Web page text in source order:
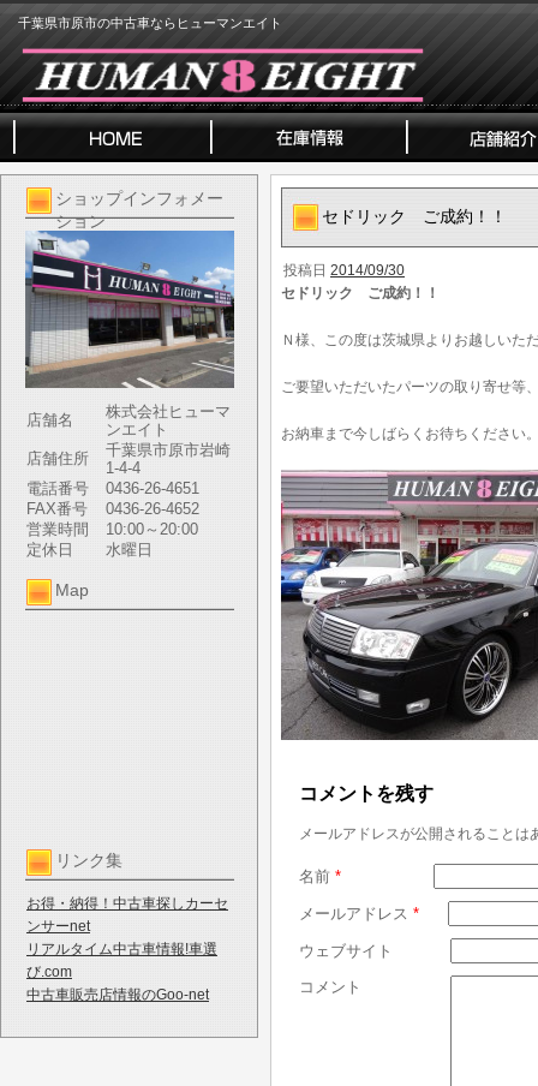
千葉県市原市の中古車ならヒューマンエイト
ショップインフォメー
ション
店舗名
株式会社ヒューマ
ンエイト
店舗住所
千葉県市原市岩崎
1-4-4
電話番号
0436-26-4651
FAX番号
0436-26-4652
営業時間
10:00～20:00
定休日
水曜日
Map
リンク集
お得・納得！中古車探しカーセ
ンサーnet
リアルタイム中古車情報!車選
び.com
中古車販売店情報のGoo-net
セドリック ご成約！！
投稿日 2014/09/30
セドリック ご成約！！
Ｎ様、この度は茨城県よりお越しいた
ご要望いただいたパーツの取り寄せ等
お納車まで今しばらくお待ちください
コメントを残す
メールアドレスが公開されることは
名前 *
メールアドレス *
ウェブサイト
コメント